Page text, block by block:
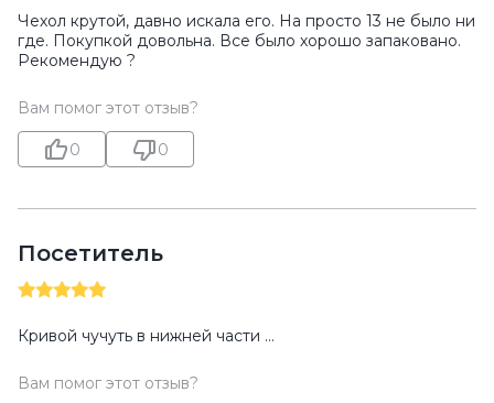
Чехол крутой, давно искала его. На просто 13 не было ни
где. Покупкой довольна. Все было хорошо запаковано.
Рекомендую ?
Вам помог этот отзыв?
0 0
Посетитель
Кривой чучуть в нижней части …
Вам помог этот отзыв?